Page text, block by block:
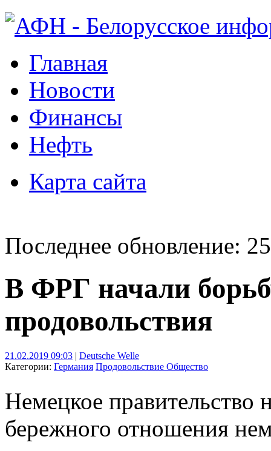
Главная
Новости
Финансы
Нефть
Карта сайта
Последнее обновление:
В ФРГ начали
продовольствия
21.02.2019 09:03 | Deutsche Welle
Категории: Германия Продовольствие Общество
Немецкое правительство
бережного отношения